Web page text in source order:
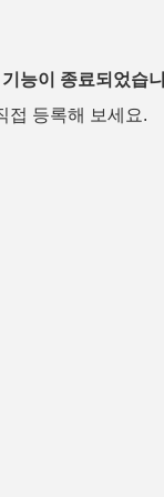
능이 종료되었습
접 등록해 보세요.